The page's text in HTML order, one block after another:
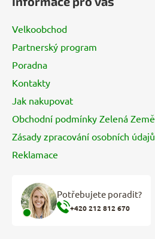
Velkoobchod
Partnerský program
Poradna
Kontakty
Jak nakupovat
Obchodní podmínky Zelená Země
Zásady zpracování osobních údajů
Reklamace
Potřebujete poradit?
+420 212 812 670